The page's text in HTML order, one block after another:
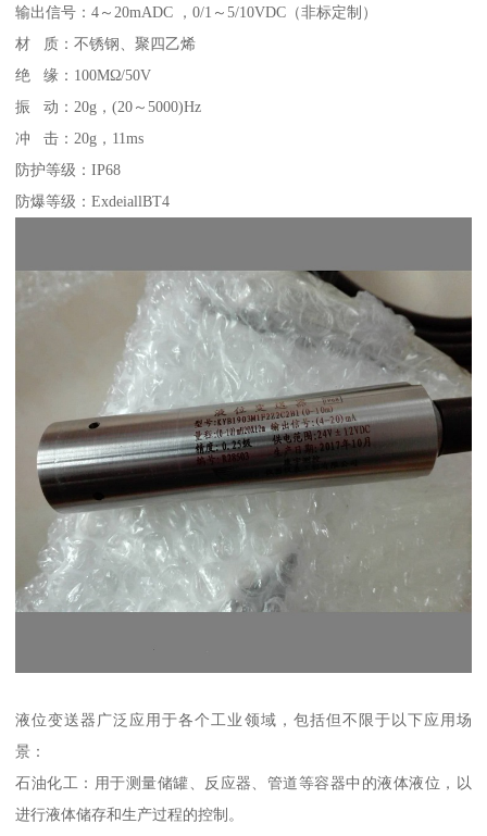
输出信号：4～20mADC ，0/1～5/10VDC（非标定制）
材 质：不锈钢、聚四乙烯
绝 缘：100MΩ/50V
振 动：20g，(20～5000)Hz
冲 击：20g，11ms
防护等级：IP68
防爆等级：ExdeiallBT4
液位变送器广泛应用于各个工业领域，包括但不限于以下应用场
景：
石油化工：用于测量储罐、反应器、管道等容器中的液体液位，以
进行液体储存和生产过程的控制。